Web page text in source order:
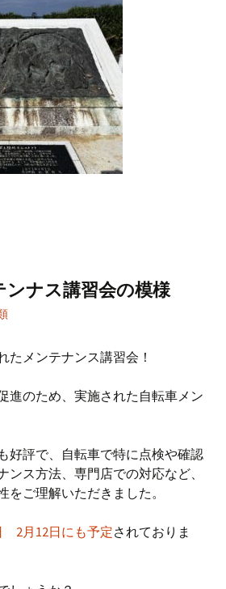
ンナス講習会の模様
たメンテナンス講習会！
進のため、実施された自転車メン
好評で、自転車で特に点検や確認
ンス方法、専門店での対応など、
をご理解いただきました。
2月12日にも予定されておりま